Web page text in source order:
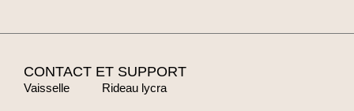
CONTACT ET SUPPORT
Vaisselle Rideau lycra